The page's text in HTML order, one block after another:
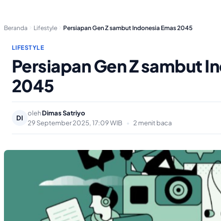
Beranda Lifestyle Persiapan Gen Z sambut Indonesia Emas 2045
LIFESTYLE
Persiapan Gen Z sambut
2045
DI
olehDimas Satriyo
29 September 2025, 17:09 WIB
• 2 menit baca